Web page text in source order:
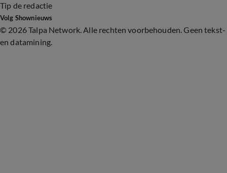
Tip de redactie
Volg Shownieuws
© 2026 Talpa Network. Alle rechten voorbehouden. Geen tekst-
en datamining.